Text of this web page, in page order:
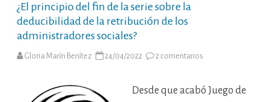
¿El principio del fin de la serie sobre la
deducibilidad de la retribución de los
administradores sociales?
Gloria Marín Benítez 24/04/2022 2 comentarios
fin
de
Desde que acabó Juego de